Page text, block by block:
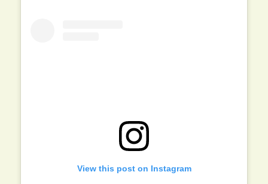
View this post on Instagram